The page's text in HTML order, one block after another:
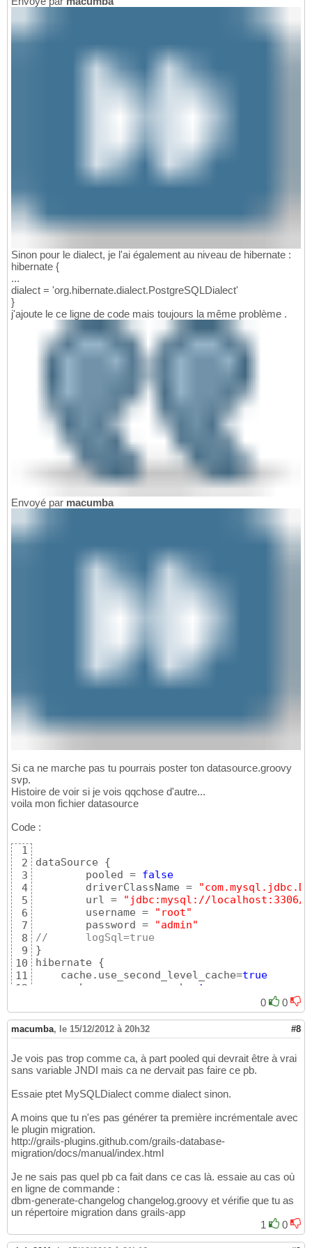
Sinon pour le dialect, je l'ai également au niveau de hibernate :
hibernate {
...
dialect = 'org.hibernate.dialect.PostgreSQLDialect'
}
j'ajoute le ce ligne de code mais toujours la même problème .
Envoyé par macumba
Si ca ne marche pas tu pourrais poster ton datasource.groovy
svp.
Histoire de voir si je vois qqchose d'autre...
voila mon fichier datasource
Code :
1
2
3
4
5
6
7
8
9
10
11
12
14
15
16
18
19
20
21
22
23
24
25
27
28
29
30
32
dataSource {
	pooled =
false
	driverClassName =
	url =
"jdbc:mysql://localhost:3306/
	username =
"root"
	password =
"admin"
//	logSql=true
}
hibernate {
    cache.use_second_level_cache=
true
    cache.use_query_cache=
true
}
// environment specific settings
	development
{
		dataSource
{
			dialect =
			dbCreate =
}
}
	test
{
		dataSource
			url =
            driverClassName =
            username =
"root"
            password =
"admin"
}
0 0
macumba, le 15/12/2012 à 20h32 #8
Je vois pas trop comme ca, à part pooled qui devrait être à vrai
sans variable JNDI mais ca ne dervait pas faire ce pb.
Essaie ptet MySQLDialect comme dialect sinon.
A moins que tu n'es pas générer ta première incrémentale avec
le plugin migration.
http://grails-plugins.github.com/grails-database-
migration/docs/manual/index.html
Je ne sais pas quel pb ca fait dans ce cas là. essaie au cas où
en ligne de commande :
dbm-generate-changelog changelog.groovy et vérifie que tu as
un répertoire migration dans grails-app
1
0